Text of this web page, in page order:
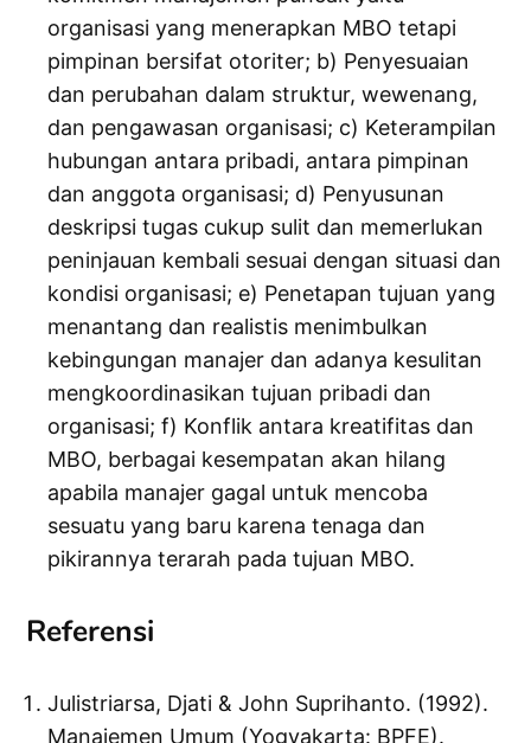
organisasi yang menerapkan MBO tetapi
pimpinan bersifat otoriter; b) Penyesuaian
dan perubahan dalam struktur, wewenang,
dan pengawasan organisasi; c) Keterampilan
hubungan antara pribadi, antara pimpinan
dan anggota organisasi; d) Penyusunan
deskripsi tugas cukup sulit dan memerlukan
peninjauan kembali sesuai dengan situasi dan
kondisi organisasi; e) Penetapan tujuan yang
menantang dan realistis menimbulkan
kebingungan manajer dan adanya kesulitan
mengkoordinasikan tujuan pribadi dan
organisasi; f) Konflik antara kreatifitas dan
MBO, berbagai kesempatan akan hilang
apabila manajer gagal untuk mencoba
sesuatu yang baru karena tenaga dan
pikirannya terarah pada tujuan MBO.
Referensi
Julistriarsa, Djati & John Suprihanto. (1992).
Manajemen Umum (Yogyakarta: BPFE).